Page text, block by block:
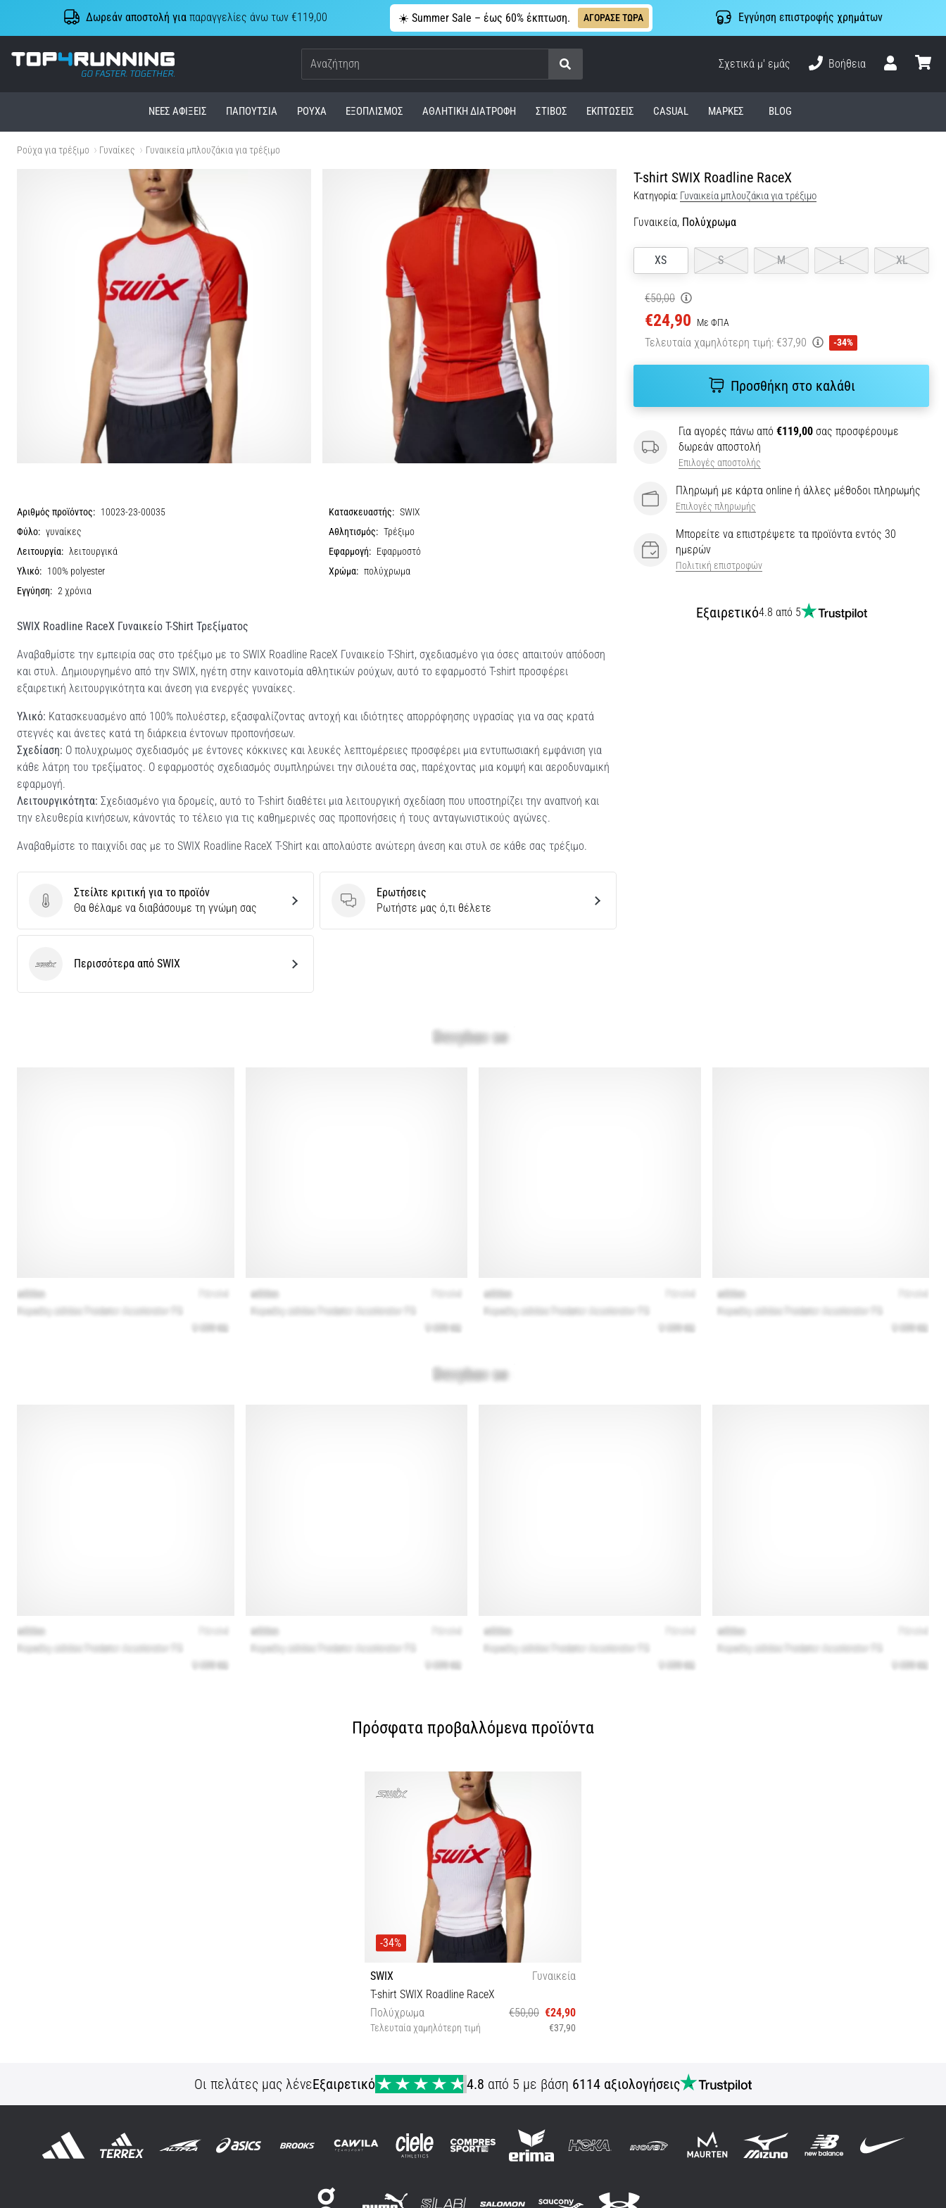
Δωρεάν αποστολή γιαπαραγγελίες άνω των €119,00 ☀️ Summer Sale – έως 60% έκπτωση. ΑΓΟΡΑΣΕ ΤΩΡΑ Εγγύηση επιστροφής χρημάτων
Top4Running.cy
Αναζήτηση
Σχετικά μ' εμάς
Βοήθεια
ΝΈΕΣ ΑΦΊΞΕΙΣ ΠΑΠΟΎΤΣΙΑ ΡΟΎΧΑ ΕΞΟΠΛΙΣΜΌΣ ΑΘΛΗΤΙΚΉ ΔΙΑΤΡΟΦΉ ΣΤΊΒΟΣ ΕΚΠΤΩΣΕΙΣ CASUAL ΜΆΡΚΕΣ BLOG
Ρούχα για τρέξιμο Γυναίκες Γυναικεία μπλουζάκια για τρέξιμο
T-shirt SWIX Roadline RaceX
Κατηγορία: Γυναικεία μπλουζάκια για τρέξιμο
Γυναικεία, Πολύχρωμα
XS S M L XL
€50,00
€24,90 Με ΦΠΑ
Τελευταία χαμηλότερη τιμή: €37,90 -34%
Προσθήκη στο καλάθι
Για αγορές πάνω από €119,00 σας προσφέρουμε
δωρεάν αποστολή
Επιλογές αποστολής
Πληρωμή με κάρτα online ή άλλες μέθοδοι πληρωμής
Επιλογές πληρωμής
Μπορείτε να επιστρέψετε τα προϊόντα εντός 30
ημερών
Πολιτική επιστροφών
Εξαιρετικό4.8 από 5
Αριθμός προϊόντος: 10023-23-00035 Κατασκευαστής: SWIX
Φύλο: γυναίκες Αθλητισμός: Τρέξιμο
Λειτουργία: λειτουργικά Εφαρμογή: Εφαρμοστό
Υλικό: 100% polyester Χρώμα: πολύχρωμα
Εγγύηση: 2 χρόνια
SWIX Roadline RaceX Γυναικείο T-Shirt Τρεξίματος
Αναβαθμίστε την εμπειρία σας στο τρέξιμο με το SWIX Roadline RaceX Γυναικείο T-Shirt, σχεδιασμένο για όσες απαιτούν απόδοση
και στυλ. Δημιουργημένο από την SWIX, ηγέτη στην καινοτομία αθλητικών ρούχων, αυτό το εφαρμοστό T-shirt προσφέρει
εξαιρετική λειτουργικότητα και άνεση για ενεργές γυναίκες.
Υλικό: Κατασκευασμένο από 100% πολυέστερ, εξασφαλίζοντας αντοχή και ιδιότητες απορρόφησης υγρασίας για να σας κρατά
στεγνές και άνετες κατά τη διάρκεια έντονων προπονήσεων.
Σχεδίαση: Ο πολυχρωμος σχεδιασμός με έντονες κόκκινες και λευκές λεπτομέρειες προσφέρει μια εντυπωσιακή εμφάνιση για
κάθε λάτρη του τρεξίματος. Ο εφαρμοστός σχεδιασμός συμπληρώνει την σιλουέτα σας, παρέχοντας μια κομψή και αεροδυναμική
εφαρμογή.
Λειτουργικότητα: Σχεδιασμένο για δρομείς, αυτό το T-shirt διαθέτει μια λειτουργική σχεδίαση που υποστηρίζει την αναπνοή και
την ελευθερία κινήσεων, κάνοντάς το τέλειο για τις καθημερινές σας προπονήσεις ή τους ανταγωνιστικούς αγώνες.
Αναβαθμίστε το παιχνίδι σας με το SWIX Roadline RaceX T-Shirt και απολαύστε ανώτερη άνεση και στυλ σε κάθε σας τρέξιμο.
Στείλτε κριτική για το προϊόν
Στείλτε κριτική για το προϊόν
Θα θέλαμε να διαβάσουμε τη γνώμη σας
Ερωτήσεις
Ερωτήσεις
Ρωτήστε μας ό,τι θέλετε
SWIX Περισσότερα από SWIX
Πρόσφατα προβαλλόμενα προϊόντα
-34%
SWIX
Γυναικεία
T-shirt SWIX Roadline RaceX
Πολύχρωμα
€50,00 €24,90
Τελευταία χαμηλότερη τιμή €37,90
Οι πελάτες μας λένεΕξαιρετικό 4.8 από 5 με βάση 6114 αξιολογήσεις